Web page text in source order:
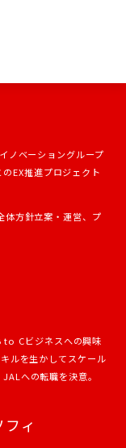
ノベーショングループ
EX推進プロジェクト
体方針立案・運営、プ
to Cビジネスへの興味
ルを生かしてスケール
への転職を決意。
ィ